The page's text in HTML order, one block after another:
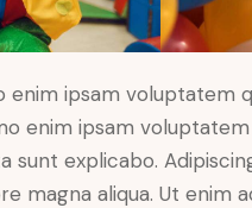
enim ipsam voluptatem
enim ipsam
sunt explicabo.
magna aliqua. Ut enim